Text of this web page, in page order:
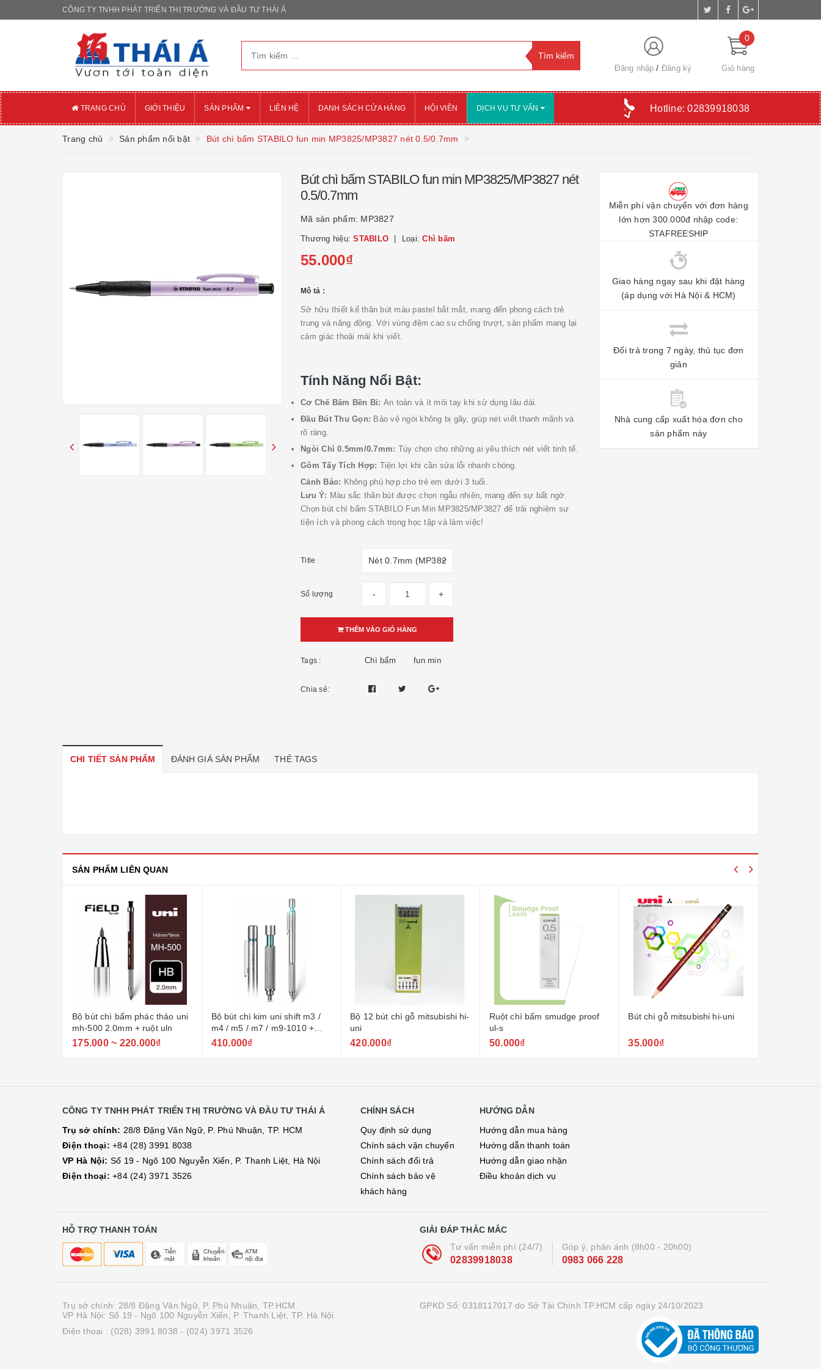
CÔNG TY TNHH PHÁT TRIỂN THỊ TRƯỜNG VÀ ĐẦU TƯ THÁI Á
Đăng nhập Đăng ký
0
Giỏ hàng
TRANG CHỦ GIỚI THIỆU SẢN PHẨM LIÊN HỆ DANH SÁCH CỬA HÀNG HỘI VIÊN DỊCH VỤ TƯ VẤN Hotline:02839918038
Trang chủ Sản phẩm nổi bật Bút chì bấm STABILO fun min MP3825/MP3827 nét 0.5/0.7mm
Bút chì bấm STABILO fun min MP3825/MP3827 nét
0.5/0.7mm
Mã sản phẩm: MP3827
Thương hiệu:STABILO Loại:Chì bấm
55.000₫
Mô tả :
Sở hữu thiết kế thân bút màu pastel bắt mắt, mang đến phong cách trẻ
trung và năng động. Với vùng đệm cao su chống trượt, sản phẩm mang lại
cảm giác thoải mái khi viết.
Tính Năng Nổi Bật:
Cơ Chế Bấm Bền Bỉ: An toàn và ít mỏi tay khi sử dụng lâu dài.
Đầu Bút Thu Gọn: Bảo vệ ngòi không bị gãy, giúp nét viết thanh mãnh và
rõ ràng.
Ngòi Chì 0.5mm/0.7mm: Tùy chọn cho những ai yêu thích nét viết tinh tế.
Gôm Tẩy Tích Hợp: Tiện lợi khi cần sửa lỗi nhanh chóng.
Cảnh Báo: Không phù hợp cho trẻ em dưới 3 tuổi.
Lưu Ý: Màu sắc thân bút được chọn ngẫu nhiên, mang đến sự bất ngờ.
Chọn bút chì bấm STABILO Fun Min MP3825/MP3827 để trải nghiệm sự
tiện ích và phong cách trong học tập và làm việc!
Title
Số lượng - +
THÊM VÀO GIỎ HÀNG
Tags : Chì bấm fun min
Chia sẻ:
Miễn phí vận chuyển với đơn hàng
lớn hơn 300.000đ nhập code:
STAFREESHIP
Giao hàng ngay sau khi đặt hàng
(áp dụng với Hà Nội & HCM)
Đổi trả trong 7 ngày, thủ tục đơn
giản
Nhà cung cấp xuất hóa đơn cho
sản phẩm này
CHI TIẾT SẢN PHẨM ĐÁNH GIÁ SẢN PHẨM THẺ TAGS
SẢN PHẨM LIÊN QUAN
Bộ bút chì bấm phác thảo uni
mh-500 2.0mm + ruột uln
175.000 ~ 220.000₫
Bộ bút chì kim uni shift m3 /
m4 / m5 / m7 / m9-1010 +
ngòi 0.3 / 0.4 / 0.5 / 0.7 /
410.000₫
Bộ 12 bút chì gỗ mitsubishi hi-
uni
420.000₫
Ruột chì bấm smudge proof
ul-s
50.000₫
Bút chì gỗ mitsubishi hi-uni
35.000₫
CÔNG TY TNHH PHÁT TRIỂN THỊ TRƯỜNG VÀ ĐẦU TƯ THÁI Á
Trụ sở chính: 28/8 Đặng Văn Ngữ, P. Phú Nhuận, TP. HCM
Điện thoại: +84 (28) 3991 8038
VP Hà Nội: Số 19 - Ngõ 100 Nguyễn Xiển, P. Thanh Liệt, Hà Nội
Điện thoại: +84 (24) 3971 3526
CHÍNH SÁCH
Quy định sử dụng
Chính sách vận chuyển
Chính sách đổi trả
Chính sách bảo vệ
khách hàng
HƯỚNG DẪN
Hướng dẫn mua hàng
Hướng dẫn thanh toán
Hướng dẫn giao nhận
Điều khoản dịch vụ
HỖ TRỢ THANH TOÁN
GIẢI ĐÁP THẮC MẮC
Tư vấn miễn phí (24/7)
02839918038
Góp ý, phản ánh (8h00 - 20h00)
0983 066 228
Trụ sở chính: 28/8 Đặng Văn Ngữ, P. Phú Nhuận, TP.HCM.
VP Hà Nội: Số 19 - Ngõ 100 Nguyễn Xiển, P. Thanh Liệt, TP. Hà Nội
Điện thoại : (028) 3991 8038 - (024) 3971 3526
GPKD Số: 0318117017 do Sở Tài Chính TP.HCM cấp ngày 24/10/2023